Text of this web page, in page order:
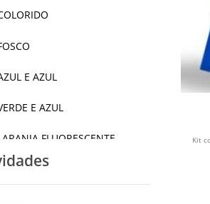
E AZUL
E AZUL
FLUORESCENTE
Kit